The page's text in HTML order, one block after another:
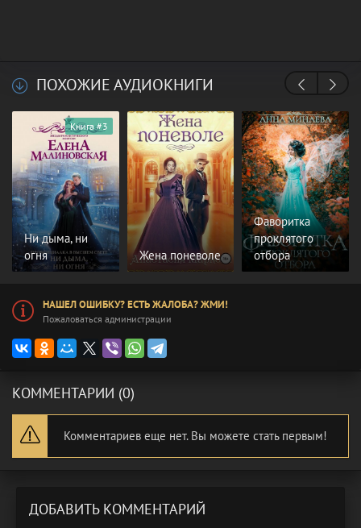
ПОХОЖИЕ АУДИОКНИГИ
Ни дыма, ни
огня
Книга #3
Жена поневоле
Фаворитка
проклятого
отбора
НАШЕЛ ОШИБКУ? ЕСТЬ ЖАЛОБА? ЖМИ!
Пожаловаться администрации
КОММЕНТАРИИ (0)
Комментариев еще нет. Вы можете стать первым!
ДОБАВИТЬ КОММЕНТАРИЙ